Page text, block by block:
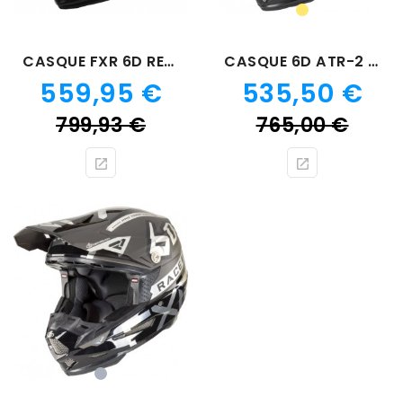
CASQUE FXR 6D REDLINE
Prix
559,95 €
799,93 €Prix
GOLD
CASQUE 6D ATR-2 RACE GOLD
Prix
535,50 €
765,00 €Prix
Gris